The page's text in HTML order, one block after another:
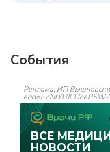
События
Реклама: ИП